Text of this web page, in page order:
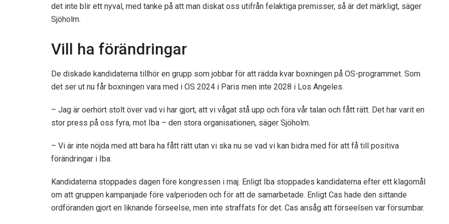
det inte blir ett nyval, med tanke på att man diskat oss utifrån felaktiga premisser, så är det märkligt, säger
Sjöholm.
Vill ha förändringar
De diskade kandidaterna tillhör en grupp som jobbar för att rädda kvar boxningen på OS-programmet. Som
det ser ut nu får boxningen vara med i OS 2024 i Paris men inte 2028 i Los Angeles.
– Jag är oerhört stolt över vad vi har gjort, att vi vågat stå upp och föra vår talan och fått rätt. Det har varit en
stor press på oss fyra, mot Iba – den stora organisationen, säger Sjöholm.
– Vi är inte nöjda med att bara ha fått rätt utan vi ska nu se vad vi kan bidra med för att få till positiva
förändringar i Iba.
Kandidaterna stoppades dagen före kongressen i maj. Enligt Iba stoppades kandidaterna efter ett klagomål
om att gruppen kampanjade före valperioden och för att de samarbetade. Enligt Cas hade den sittande
ordföranden gjort en liknande förseelse, men inte straffats för det. Cas ansåg att förseelsen var försumbar.